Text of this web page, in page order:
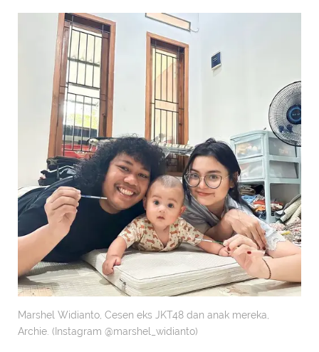
Marshel Widianto, Cesen eks JKT48 dan anak mereka,
Archie. (Instagram @marshel_widianto)